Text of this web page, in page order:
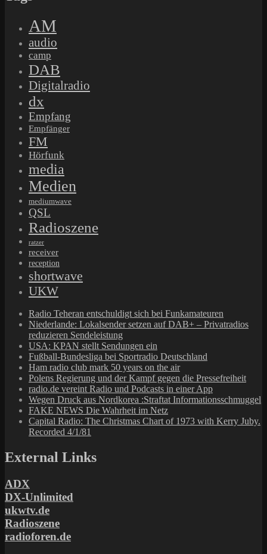
AM
audio
camp
DAB
Digitalradio
dx
Empfang
Empfänger
FM
Hörfunk
media
Medien
mediumwave
QSL
Radioszene
ratzer
receiver
reception
shortwave
UKW
Radio Teheran entschuldigt sich bei Funkamateuren
Niederlande: Lokalsender setzen auf DAB+ – Privatradios
reduzieren Sendeleistung
USA: KPAN stellt Sendungen ein
Fußball-Bundesliga bei Sportradio Deutschland
Ham radio club mark 50 years on the air
Polens Regierung und der Kampf gegen die Pressefreiheit
radio.de vereint Radio und Podcasts in einer App
Wegen Druck aus Nordkorea :Straftat Informationsschmuggel
FAKE NEWS Die Wahrheit im Netz
Capital Radio: The Christmas Chart of 1973 with Kerry Juby.
Recorded 4/1/81
External Links
ADX
DX-Unlimited
ukwtv.de
Radioszene
radioforen.de